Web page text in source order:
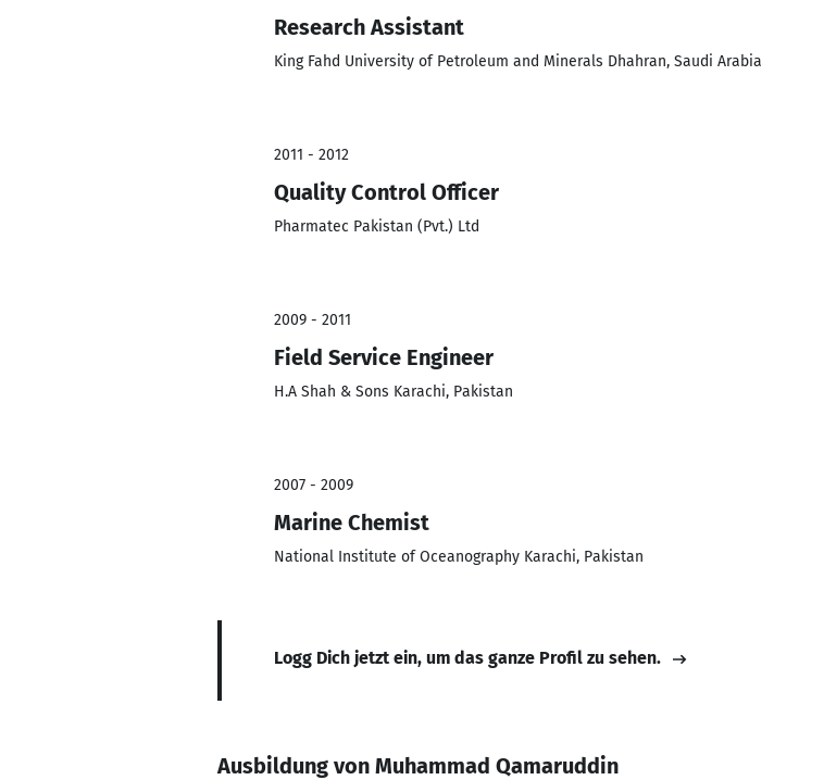
Research Assistant
King Fahd University of Petroleum and Minerals Dhahran, Saudi Arabia
2011 - 2012
Quality Control Officer
Pharmatec Pakistan (Pvt.) Ltd
2009 - 2011
Field Service Engineer
H.A Shah & Sons Karachi, Pakistan
2007 - 2009
Marine Chemist
National Institute of Oceanography Karachi, Pakistan
Logg Dich jetzt ein, um das ganze Profil zu sehen.
Ausbildung von Muhammad Qamaruddin